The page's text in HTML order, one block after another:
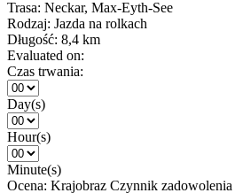
Trasa: Neckar, Max-Eyth-See
Rodzaj: Jazda na rolkach
Długość: 8,4 km
Evaluated on:
Czas trwania:
Day(s)
Hour(s)
Minute(s)
Ocena: Krajobraz Czynnik zadowolenia